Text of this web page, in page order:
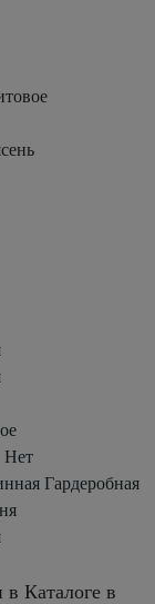
Нет
Гардеробная
Каталоге в